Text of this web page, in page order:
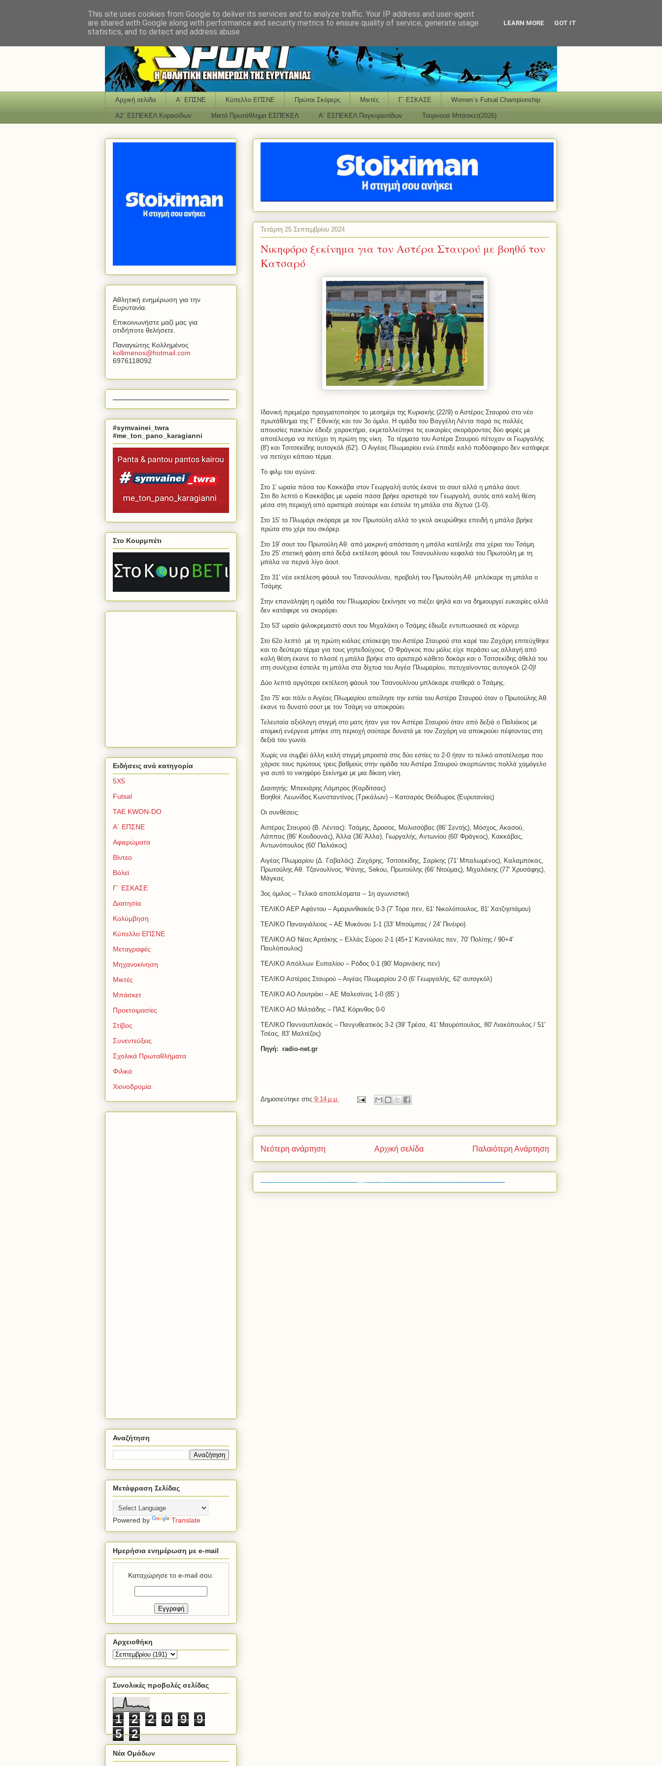
Αρχική σελίδα Α΄ ΕΠΣΝΕ Κύπελλο ΕΠΣΝΕ Πρώτοι Σκόρερς Μικτές Γ΄ ΕΣΚΑΣΕ Women΄s Futsal Championship
Α2΄ ΕΣΠΕΚΕΛ Κορασίδων Μικτό Πρωτάθλημα ΕΣΠΕΚΕΛ Α΄ ΕΣΠΕΚΕΛ Παγκορασίδων Τουρνουά Μπάσκετ(2026)
Τετάρτη 25 Σεπτεμβρίου 2024
Νικηφόρο ξεκίνημα για τον Αστέρα Σταυρού με βοηθό τον
Κατσαρό
Ιδανική πρεμιέρα πραγματοποίησε το μεσημέρι της Κυριακής (22/9) ο Αστέρας Σταυρού στο νέο
πρωτάθλημα της Γ’ Εθνικής και τον 3ο όμιλο. Η ομάδα του Βαγγέλη Λέντα παρά τις πολλές
απουσίες παικτών έδειξε χαρακτήρα, εκμεταλλεύτηκε τις ευκαιρίες σκοράροντας δύο φορές με
αποτέλεσμα να πετύχει τη πρώτη της νίκη. Τα τέρματα του Αστέρα Σταυρού πέτυχαν οι Γιωργαλής
(8′) και Τσιτσεκίδης αυτογκόλ (62′). Ο Αιγέας Πλωμαρίου ενώ έπαιξε καλό ποδόσφαιρο δεν κατάφερε
να πετύχει κάποιο τέρμα.
Το φιλμ του αγώνα:
Στο 1′ ωραία πάσα του Κακκάβα στον Γεωργαλή αυτός έκανε το σουτ αλλά η μπάλα άουτ.
Στο 8ο λεπτό ο Κακκάβας με ωραία πάσα βρήκε αριστερά τον Γεωργαλή, αυτός από καλή θέση
μέσα στη περιοχή από αριστερά σούταρε και έστειλε τη μπάλα στα δίχτυα (1-0).
Στο 15′ το Πλωμάρι σκόραρε με τον Πρωτούλη αλλά το γκολ ακυρώθηκε επειδή η μπάλα βρήκε
πρώτα στο χέρι του σκόρερ.
Στο 19′ σουτ του Πρωτούλη Αθ. από μακρινή απόσταση η μπάλα κατέληξε στα χέρια του Τσάμη.
Στο 25′ στατική φάση από δεξιά εκτέλεση φάουλ του Τσανουλίνου κεφαλιά του Πρωτούλη με τη
μπάλα να περνά λίγο άουτ.
Στο 31′ νέα εκτέλεση φάουλ του Τσανουλίνου, προβολή του Πρωτούλη Αθ. μπλόκαρε τη μπάλα ο
Τσάμης
Στην επανάληψη η ομάδα του Πλωμαρίου ξεκίνησε να πιέζει ψηλά και να δημιουργεί ευκαιρίες αλλά
δεν κατάφερε να σκοράρει.
Στο 53′ ωραίο ψιλοκρεμαστό σουτ του Μιχαλάκη ο Τσάμης έδιωξε εντυπωσιακά σε κόρνερ
Στο 62ο λεπτό με τη πρώτη κιόλας επίσκεψη του Αστέρα Σταυρού στα καρέ του Ζαχάρη επιτεύχθηκε
και το δεύτερο τέρμα για τους γηπεδούχους. Ο Φράγκος που μόλις είχε περάσει ως αλλαγή από
καλή θέση έκανε το πλασέ η μπάλα βρήκε στο αριστερό κάθετο δοκάρι και ο Τσιτσεκίδης άθελά του
στη συνέχεια έστειλε τη μπάλα στα δίχτυα του Αιγέα Πλωμαρίου, πετυχαίνοντας αυτογκόλ (2-0)!
Δύο λεπτά αργότερα εκτέλεση φάουλ του Τσανουλίνου μπλόκαρε σταθερά ο Τσάμης.
Στο 75′ και πάλι ο Αιγέας Πλωμαρίου απείλησε την εστία του Αστέρα Σταυρού όταν ο Πρωτούλης Αθ.
έκανε το δυνατό σουτ με τον Τσάμη να αποκρούει.
Τελευταία αξιόλογη στιγμή στο ματς ήταν για τον Αστέρα Σταυρού όταν από δεξιά ο Παλιάκος με
ατομική ενέργεια μπήκε στη περιοχή σούταρε δυνατά με τον Ζαχάρη να αποκρούει πέφτοντας στη
δεξιά του γωνία.
Χωρίς να συμβεί άλλη καλή στιγμή μπροστά στις δύο εστίες το 2-0 ήταν το τελικό αποτέλεσμα που
χάρισε τους πρώτους τρεις βαθμούς στην ομάδα του Αστέρα Σταυρού σκορπώντας πολλά χαμόγελο
για αυτό το νικηφόρο ξεκίνημα με μια δίκαιη νίκη.
Διαιτητής: Μπεκιάρης Λάμπρος (Καρδίτσας)
Βοηθοί: Λεωνίδας Κωνσταντίνος (Τρικάλων) – Κατσαρός Θεόδωρος (Ευρυτανίας)
Οι συνθέσεις:
Αστέρας Σταυρού (Β. Λέντας): Τσάμης, Δροσος, Μαλισσόβας (86′ Σεντής), Μόσχος, Ακασού,
Λάππας (86′ Κουδουνάς), Άλλα (36′ Άλλα), Γιωργαλής, Αντωνίου (60′ Φράγκος), Κακκάβας,
Αντωνόπουλος (60′ Παλιάκος)
Αιγέας Πλωμαρίου (Δ. Γαβαλάς): Ζαχάρης, Τσιτσεκίδης, Σαρίκης (71′ Μπαλωμένος), Καλαμπόκας,
Πρωτούλης Αθ. Τζανουλίνος, Ψάνης, Sekou, Πρωτούλης (66′ Ντούμας), Μιχαλάκης (77′ Χρυσάφης),
Μάγκας
3ος όμιλος – Tελικά αποτελέσματα – 1η αγωνιστική
ΤΕΛΙΚΟ ΑΕΡ Αφάντου – Αμαρυνθιακός 0-3 (7′ Τόρα πεν, 61′ Νικολόπουλος, 81′ Χατζηστάμου)
ΤΕΛΙΚΟ Παναιγιάλειος – ΑΕ Μυκόνου 1-1 (33′ Μπούμπας / 24′ Πινέιρο)
ΤΕΛΙΚΟ ΑΟ Νέας Αρτάκης – Ελλάς Σύρου 2-1 (45+1′ Κανούλας πεν, 70′ Πολίτης / 90+4′
Παυλόπουλος)
ΤΕΛΙΚΟ Απόλλων Ευπαλίου – Ρόδος 0-1 (90′ Μαρινάκης πεν)
ΤΕΛΙΚΟ Αστέρας Σταυρού – Αιγέας Πλωμαρίου 2-0 (6′ Γεωργαλής, 62′ αυτογκόλ)
ΤΕΛΙΚΟ ΑΟ Λουτράκι – ΑΕ Μαλεσίνας 1-0 (85′ )
ΤΕΛΙΚΟ ΑΟ Μιλτιάδης – ΠΑΣ Κόρινθος 0-0
ΤΕΛΙΚΟ Πανναυπλιακός – Πανγυθεατικός 3-2 (39′ Τρέσα, 41′ Μαυρόπουλος, 80′ Λιακόπουλος / 51′
Τσέας, 83′ Μαλτέζος)
Πηγή: radio-net.gr
Δημοσιεύτηκε στις 9:14 μ.μ.
Νεότερη ανάρτηση Παλαιότερη Ανάρτηση
Αρχική σελίδα
Αθλητική ενημέρωση για την
Ευρυτανία.
Επικοινωνήστε μαζί μας για
οτιδήποτε θελήσετε.
Παναγιώτης Κολλημένος
kollimenos@hotmail com
6976118092
#symvainei_twra
#me_ton_pano_karagianni
Στο Κουρμπέτι
Ειδήσεις ανά κατηγορία
5Χ5
Futsal
TAE KWON-DO
Α΄ ΕΠΣΝΕ
Αφιερώματα
Βίντεο
Βόλεϊ
Γ΄ ΕΣΚΑΣΕ
Διαιτησία
Κολύμβηση
Κύπελλο ΕΠΣΝΕ
Μεταγραφές
Μηχανοκίνηση
Μικτές
Μπάσκετ
Προετοιμασίες
Στίβος
Συνεντεύξεις
Σχολικά Πρωταθλήματα
Φιλικά
Χιονοδρομία
Αναζήτηση
Μετάφραση Σελίδας
Powered by Translate
Ημερήσια ενημέρωση με e-mail
Καταχώρησε το e-mail σου:
Αρχειοθήκη
Συνολικές προβολές σελίδας
1 2 2 0 9
9
5
2
Νέα Ομάδων
This site uses cookies from Google to deliver its services and to analyze traffic. Your IP address and user-agent
are shared with Google along with performance and security metrics to ensure quality of service, generate usage
statistics, and to detect and address abuse.
LEARN MORE GOT IT